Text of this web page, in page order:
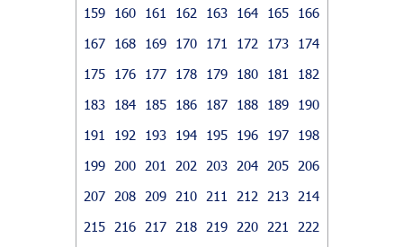
159
160 161 162 163 164 165
166
167
168 169 170 171 172 173
174
175
176 177 178 179 180 181
182
183
184 185 186 187 188 189
190
191
192 193 194 195 196 197
198
199
200 201 202 203 204 205
206
207
208 209 210 211 212 213
214
215
216 217 218 219 220 221
222